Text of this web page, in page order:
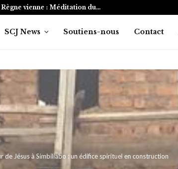
Règne vienne : Méditation du…
SCJ News Soutiens-nous Contact
de Jésus à Simbiliabo : un édifice spirituel en construction